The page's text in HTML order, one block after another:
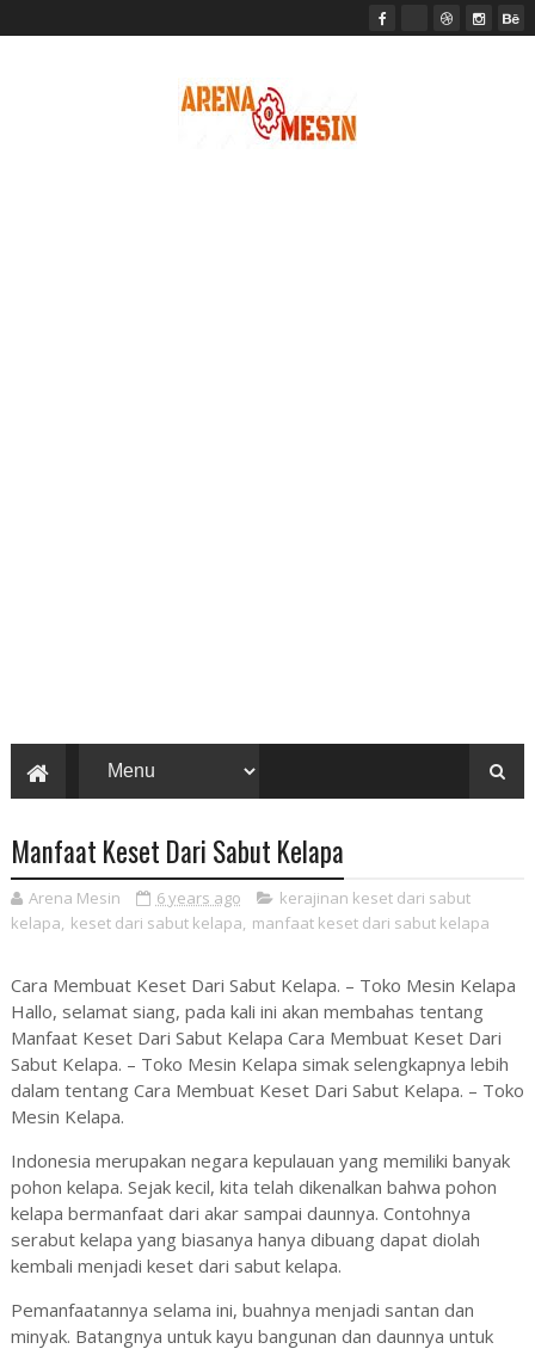
Manfaat Keset Dari Sabut Kelapa
Arena Mesin 6 years ago
kerajinan keset dari sabut
kelapa, keset dari sabut kelapa, manfaat keset dari sabut kelapa
Cara Membuat Keset Dari Sabut Kelapa. – Toko Mesin Kelapa
Hallo, selamat siang, pada kali ini akan membahas tentang
Manfaat Keset Dari Sabut Kelapa Cara Membuat Keset Dari
Sabut Kelapa. – Toko Mesin Kelapa simak selengkapnya lebih
dalam tentang Cara Membuat Keset Dari Sabut Kelapa. – Toko
Mesin Kelapa.
Indonesia merupakan negara kepulauan yang memiliki banyak
pohon kelapa. Sejak kecil, kita telah dikenalkan bahwa pohon
kelapa bermanfaat dari akar sampai daunnya. Contohnya
serabut kelapa yang biasanya hanya dibuang dapat diolah
kembali menjadi keset dari sabut kelapa.
Pemanfaatannya selama ini, buahnya menjadi santan dan
minyak. Batangnya untuk kayu bangunan dan daunnya untuk